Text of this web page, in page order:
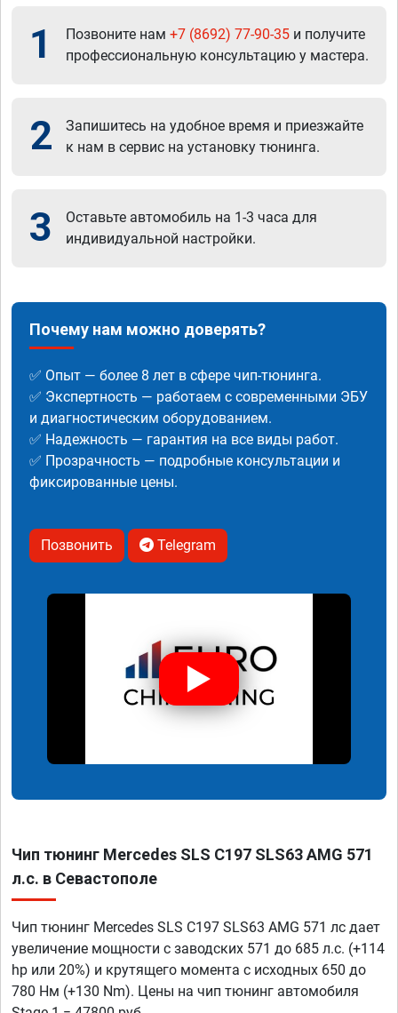
1 Позвоните нам +7 (8692) 77-90-35 и получите
профессиональную консультацию у мастера.
2
Запишитесь на удобное время и приезжайте
к нам в сервис на установку тюнинга.
3
Оставьте автомобиль на 1-3 часа для
индивидуальной настройки.
Почему нам можно доверять?
✅ Опыт — более 8 лет в сфере чип-тюнинга.
✅ Экспертность — работаем с современными ЭБУ
и диагностическим оборудованием.
✅ Надежность — гарантия на все виды работ.
✅ Прозрачность — подробные консультации и
фиксированные цены.
Позвонить Telegram
Чип тюнинг Mercedes SLS C197 SLS63 AMG 571
л.с. в Севастополе
Чип тюнинг Mercedes SLS C197 SLS63 AMG 571 лс дает
увеличение мощности с заводских 571 до 685 л.с. (+114
hp или 20%) и крутящего момента с исходных 650 до
780 Нм (+130 Nm). Цены на чип тюнинг автомобиля